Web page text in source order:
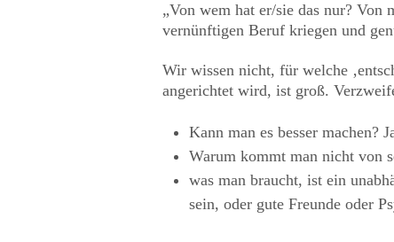
„Von wem hat er/sie das nur?
vernünftigen Beruf kriegen und
Wir wissen nicht, für welche
angerichtet wird, ist groß.
Kann man es besser machen?
Warum kommt man nicht von
was man braucht, ist ein
sein, oder gute Freunde oder